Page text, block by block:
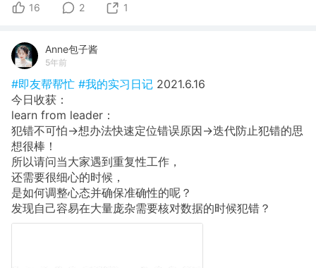
16 2 1
Anne包子酱
5年前
#即友帮帮忙 #我的实习日记 2021.6.16
今日收获：
learn from leader：
犯错不可怕→想办法快速定位错误原因→迭代防止犯错的思
想很棒！
所以请问当大家遇到重复性工作，
还需要很细心的时候，
是如何调整心态并确保准确性的呢？
发现自己容易在大量庞杂需要核对数据的时候犯错？